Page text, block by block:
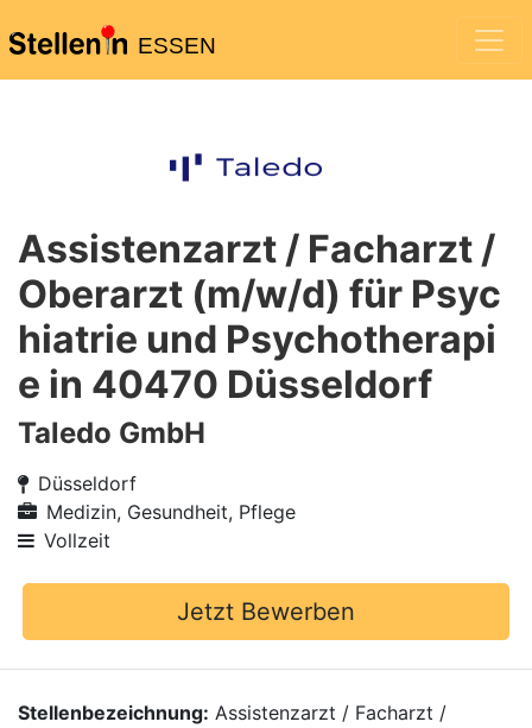
ESSEN
Assistenzarzt / Facharzt /
Oberarzt (m/w/d) für Psyc
hiatrie und Psychotherapi
e in 40470 Düsseldorf
Taledo GmbH
Düsseldorf
Medizin, Gesundheit, Pflege
Vollzeit
Jetzt Bewerben
Stellenbezeichnung: Assistenzarzt / Facharzt /